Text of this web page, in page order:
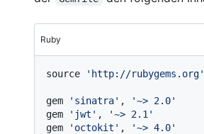
Ruby
source 'http://rubygems.org'
gem 'sinatra' ,
'~> 2.0'
gem
'jwt' ,
'~> 2.1'
gem
'octokit' ,
'~> 4.0'